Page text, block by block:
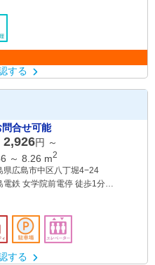
する
問合せ可能
2,926円 ～
～ 8.26 m2
県広島市中区八丁堀4−24
電鉄 女学院前電停 徒歩1分
する